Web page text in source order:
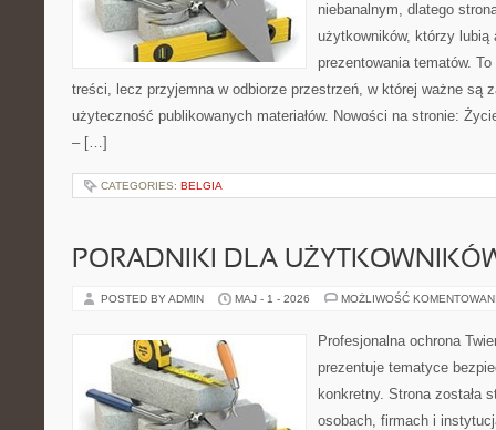
niebanalnym, dlatego
użytkowników, którzy lubią
prezentowania tematów.
treści, lecz przyjemna w odbiorze przestrzeń, w której ważne są
użyteczność publikowanych materiałów. Nowości na stronie:
– […]
CATEGORIES: BELGIA
PORADNIKI DLA
POSTED BY ADMIN MAJ - 1 - 2026 MOŻLIWOŚĆ
Profesjonalna ochrona
prezentuje tematyce
konkretny. Strona została
osobach, firmach i